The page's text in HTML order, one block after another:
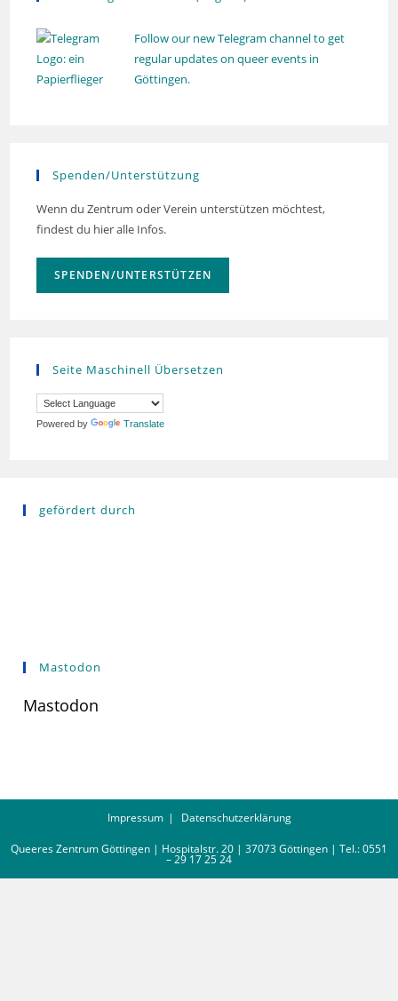
Follow our new Telegram channel to get
regular updates on queer events in
Göttingen.
Spenden/Unterstützung
Wenn du Zentrum oder Verein unterstützen möchtest,
findest du hier alle Infos.
SPENDEN/UNTERSTÜTZEN
Seite Maschinell Übersetzen
Powered by Translate
gefördert durch
Mastodon
Mastodon
Impressum Datenschutzerklärung
Queeres Zentrum Göttingen | Hospitalstr. 20 | 37073 Göttingen | Tel.: 0551
– 29 17 25 24